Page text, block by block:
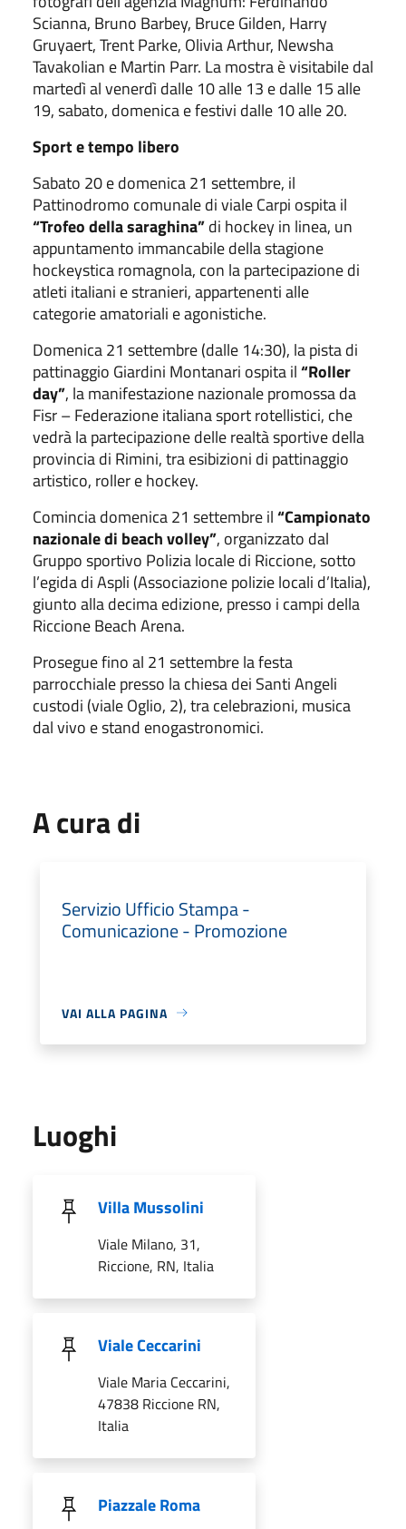
Scianna, Bruno Barbey, Bruce Gilden, Harry
Gruyaert, Trent Parke, Olivia Arthur, Newsha
Tavakolian e Martin Parr. La mostra è visitabile dal
martedì al venerdì dalle 10 alle 13 e dalle 15 alle
19, sabato, domenica e festivi dalle 10 alle 20.
Sport e tempo libero
Sabato 20 e domenica 21 settembre, il
Pattinodromo comunale di viale Carpi ospita il
“Trofeo della saraghina”di hockey in linea, un
appuntamento immancabile della stagione
hockeystica romagnola, con la partecipazione di
atleti italiani e stranieri, appartenenti alle
categorie amatoriali e agonistiche.
Domenica 21 settembre (dalle 14:30), la pista di
pattinaggio Giardini Montanari ospita il“Roller
day”, la manifestazione nazionale promossa da
Fisr – Federazione italiana sport rotellistici, che
vedrà la partecipazione delle realtà sportive della
provincia di Rimini, tra esibizioni di pattinaggio
artistico, roller e hockey.
Comincia domenica 21 settembre il“Campionato
nazionale di beach volley”, organizzato dal
Gruppo sportivo Polizia locale di Riccione, sotto
l’egida di Aspli (Associazione polizie locali d’Italia),
giunto alla decima edizione, presso i campi della
Riccione Beach Arena.
Prosegue fino al 21 settembre la festa
parrocchiale presso la chiesa dei Santi Angeli
custodi (viale Oglio, 2), tra celebrazioni, musica
dal vivo e stand enogastronomici.
A cura di
Servizio Ufficio Stampa -
Comunicazione - Promozione
VAI ALLA PAGINA
Luoghi
Villa Mussolini
Viale Milano, 31,
Riccione, RN, Italia
Viale Ceccarini
Viale Maria Ceccarini,
47838 Riccione RN,
Italia
Piazzale Roma